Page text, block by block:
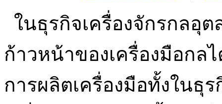
ในธุรกิจเครื่องจักรกลอุ
ก้าวหน้าของเครื่องมือกล
การผลิตเครื่องมือทั้งในธุ